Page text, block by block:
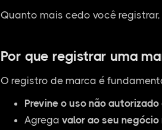
Quanto mais cedo você
Por que registrar uma
O registro de marca é
Previne o uso não autorizado
Agrega valor ao seu negócio